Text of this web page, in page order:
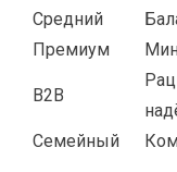
Средний
Премиум
B2B
Семейный